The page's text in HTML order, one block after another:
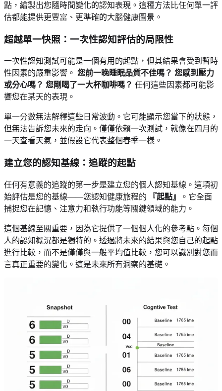
點，繪製出您隨時間變化的認知表現。這種方法比任何單一評
估都能提供更豐富、更準確的大腦健康圖景。
超越單一快照：一次性認知評估的局限性
一次性認知測試可能是一個有用的起點，但其結果會受到暫時
性因素的嚴重影響。 您前一晚睡眠品質不佳嗎？ 您感到壓力
或分心嗎？ 您剛喝了一大杯咖啡嗎？ 任何這些因素都可能影
響您在某天的表現。
單一分數無法解釋這些日常波動。它可能顯示您當下的狀態，
但無法告訴您未來的走向。僅僅依賴一次測試，就像在四月的
一天查看天氣，並假設它代表整個春季一樣。
建立您的認知基線：追蹤的起點
任何有意義的追蹤的第一步是建立您的個人認知基線。這項初
始評估是您的基線——您認知健康旅程的
『起點』
。它全面
捕捉您在記憶、注意力和執行功能等關鍵領域的能力。
這個基線至關重要，因為它提供了一個個人化的參考點。每個
人的認知概況都是獨特的。透過將未來的結果與您自己的起點
進行比較，而不是僅僅與一般平均值比較，您可以識別對您而
言真正重要的變化。這是未來所有洞察的基礎。